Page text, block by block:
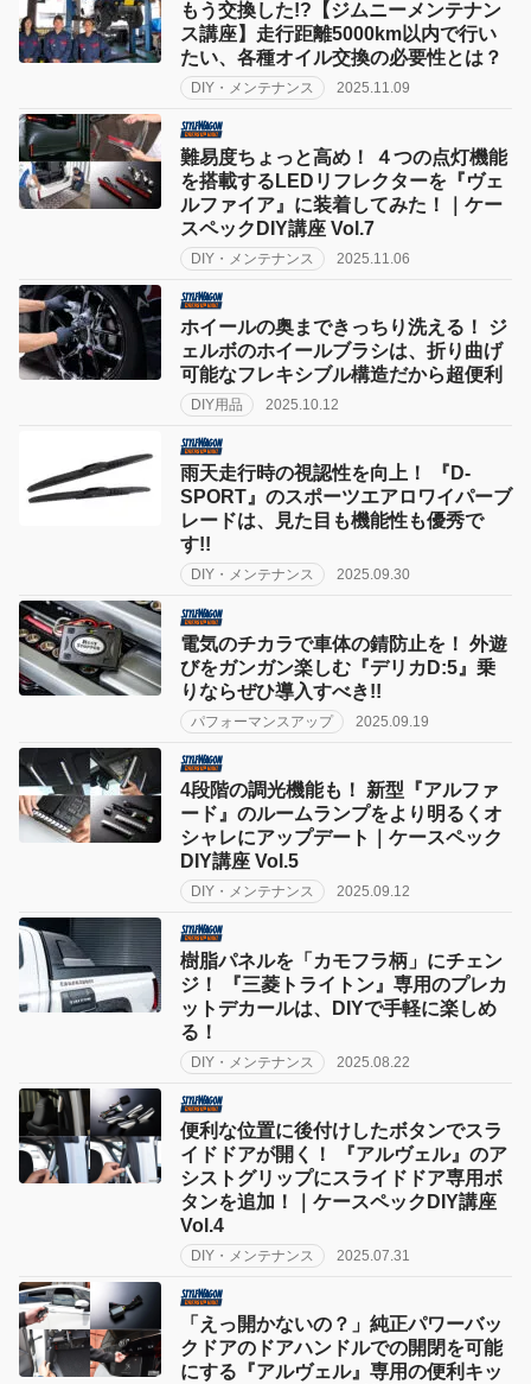
もう交換した!?【ジムニーメンテナン
ス講座】走行距離5000km以内で行い
たい、各種オイル交換の必要性とは？
DIY・メンテナンス 2025.11.09
難易度ちょっと高め！ ４つの点灯機能
を搭載するLEDリフレクターを『ヴェ
ルファイア』に装着してみた！｜ケー
スペックDIY講座 Vol.7
DIY・メンテナンス 2025.11.06
ホイールの奥まできっちり洗える！ ジ
ェルボのホイールブラシは、折り曲げ
可能なフレキシブル構造だから超便利
DIY用品 2025.10.12
雨天走行時の視認性を向上！ 『D-
SPORT』のスポーツエアロワイパーブ
レードは、見た目も機能性も優秀で
す!!
DIY・メンテナンス 2025.09.30
電気のチカラで車体の錆防止を！ 外遊
びをガンガン楽しむ『デリカD:5』乗
りならぜひ導入すべき!!
パフォーマンスアップ 2025.09.19
4段階の調光機能も！ 新型『アルファ
ード』のルームランプをより明るくオ
シャレにアップデート｜ケースペック
DIY講座 Vol.5
DIY・メンテナンス 2025.09.12
樹脂パネルを「カモフラ柄」にチェン
ジ！ 『三菱トライトン』専用のプレカ
ットデカールは、DIYで手軽に楽しめ
る！
DIY・メンテナンス 2025.08.22
便利な位置に後付けしたボタンでスラ
イドドアが開く！ 『アルヴェル』のア
シストグリップにスライドドア専用ボ
タンを追加！｜ケースペックDIY講座
Vol.4
DIY・メンテナンス 2025.07.31
「えっ開かないの？」純正パワーバッ
クドアのドアハンドルでの開閉を可能
にする『アルヴェル』専用の便利キッ